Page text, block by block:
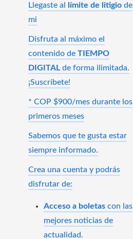
Llegaste al límite de litigio de
mi
Disfruta al máximo el
contenido de TIEMPO
DIGITAL de forma ilimitada.
¡Suscríbete!
* COP $900/mes durante los
primeros meses
Sabemos que te gusta estar
siempre informado.
Crea una cuenta y podrás
disfrutar de:
Acceso a boletas con las
mejores noticias de
actualidad.